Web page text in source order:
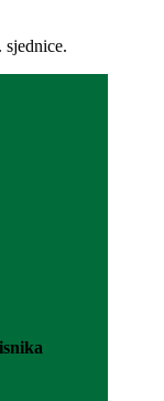
sjednice.